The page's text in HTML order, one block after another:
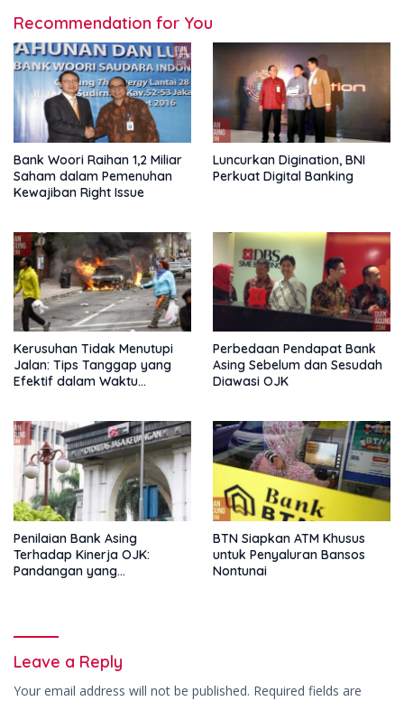
Recommendation for You
Bank Woori Raihan 1,2 Miliar
Saham dalam Pemenuhan
Kewajiban Right Issue
Luncurkan Digination, BNI
Perkuat Digital Banking
Kerusuhan Tidak Menutupi
Jalan: Tips Tanggap yang
Efektif dalam Waktu
Perbedaan Pendapat Bank
Asing Sebelum dan Sesudah
Diawasi OJK
Penilaian Bank Asing
Terhadap Kinerja OJK:
Pandangan yang
BTN Siapkan ATM Khusus
untuk Penyaluran Bansos
Nontunai
Leave a Reply
Your email address will not be published. Required fields are